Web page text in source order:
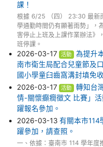
課！
根據 6/25 （四） 23:30 最新
學通勤時間仍有顯著雨勢」，
害停止上班及上課作業辦法》
班停課。
2026-03-17 活動
為提升
南市衛生局配合兒童節及
國小學童臼齒窩溝封填免
2026-03-17 活動
轉知台
情-關懷癲癇徵文 比賽」
躍報名參加。
2026-03-13 有關本市114
躍參加，請查照。
一、依據：臺南市 114 學年度